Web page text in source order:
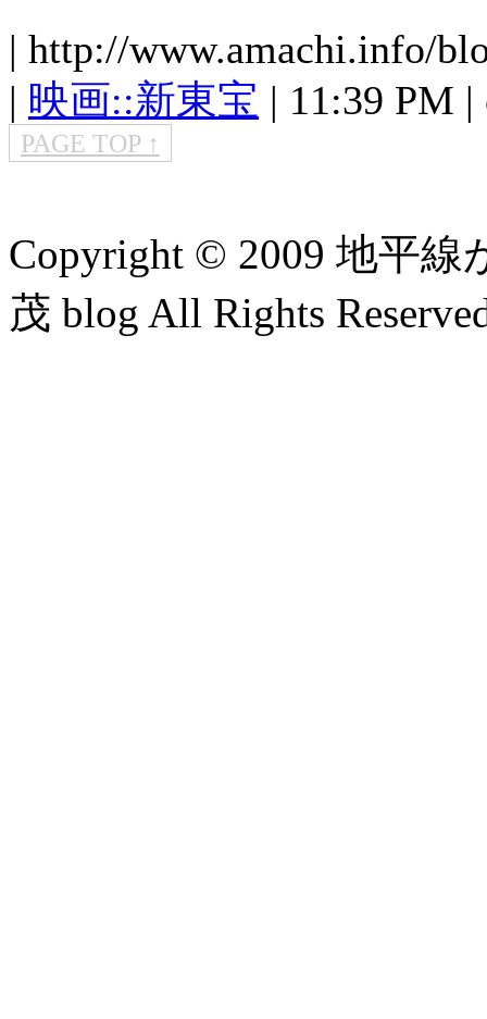
| http://www.amachi.info/
| 映画::新東宝 | 11:39 PM
PAGE TOP ↑
Copyright © 2009 地平
茂 blog All Rights